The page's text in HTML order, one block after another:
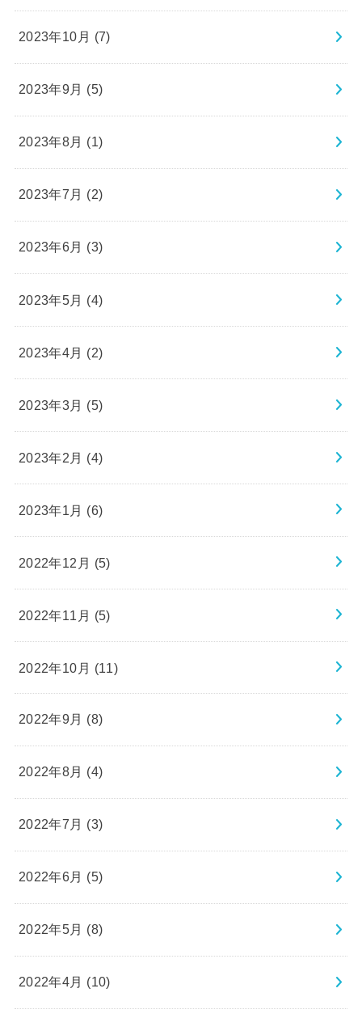
2023年10月 (7)
2023年9月 (5)
2023年8月 (1)
2023年7月 (2)
2023年6月 (3)
2023年5月 (4)
2023年4月 (2)
2023年3月 (5)
2023年2月 (4)
2023年1月 (6)
2022年12月 (5)
2022年11月 (5)
2022年10月 (11)
2022年9月 (8)
2022年8月 (4)
2022年7月 (3)
2022年6月 (5)
2022年5月 (8)
2022年4月 (10)